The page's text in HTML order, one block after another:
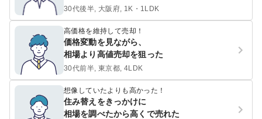
30代後半, 大阪府, 1K・1LDK
高価格を維持して売却！
価格変動を見ながら、
相場より高値売却を狙った
30代前半, 東京都, 4LDK
想像していたよりも高かった！
住み替えをきっかけに
相場を調べたから高くで売れた